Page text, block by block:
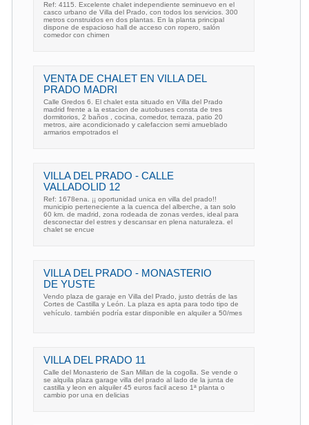
Ref: 4115. Excelente chalet independiente seminuevo en el
casco urbano de Villa del Prado, con todos los servicios. 300
metros construidos en dos plantas. En la planta principal
dispone de espacioso hall de acceso con ropero, salón
comedor con chimen
VENTA DE CHALET EN VILLA DEL
PRADO MADRI
Calle Gredos 6. El chalet esta situado en Villa del Prado
madrid frente a la estacion de autobuses consta de tres
dormitorios, 2 baños , cocina, comedor, terraza, patio 20
metros, aire acondicionado y calefaccion semi amueblado
armarios empotrados el
VILLA DEL PRADO - CALLE
VALLADOLID 12
Ref: 1678ena. ¡¡ oportunidad unica en villa del prado!!
municipio perteneciente a la cuenca del alberche, a tan solo
60 km. de madrid, zona rodeada de zonas verdes, ideal para
desconectar del estres y descansar en plena naturaleza. el
chalet se encue
VILLA DEL PRADO - MONASTERIO
DE YUSTE
Vendo plaza de garaje en Villa del Prado, justo detrás de las
Cortes de Castilla y León. La plaza es apta para todo tipo de
vehículo. también podría estar disponible en alquiler a 50/mes
VILLA DEL PRADO 11
Calle del Monasterio de San Millan de la cogolla. Se vende o
se alquila plaza garage villa del prado al lado de la junta de
castilla y leon en alquiler 45 euros facil aceso 1ª planta o
cambio por una en delicias